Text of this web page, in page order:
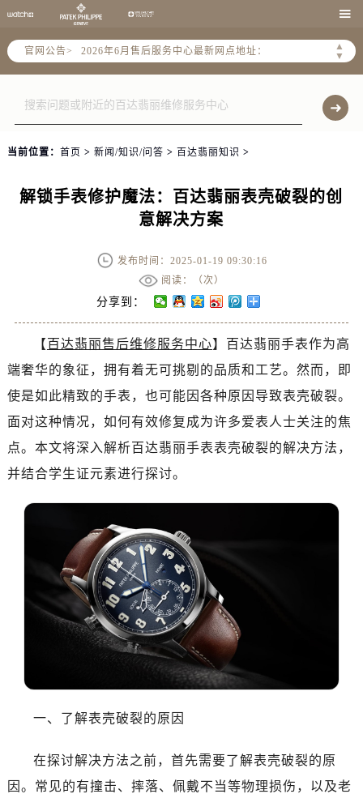

官网公告>
▲
▼
2026年6月北京市售后服务网络优化升级公告
2026年6月北京市官方售后客户服务热线：
2026年6月售后服务中心最新网点地址：
北京市东城区东长安街1号东方广场写字楼W3座6层602室（需提前预约）
北京市朝阳区建国门外大街甲6号华熙国际中心写字楼D座11层1102室（需提前预约）
北京市朝阳区建国门外大街甲6号华熙国际中心D座11层1102室售后服务中心（需提前预约）
当前位置： 首页 > 新闻/知识/问答 > 百达翡丽知识 >
解锁手表修护魔法：百达翡丽表壳破裂的创
意解决方案
发布时间：2025-01-19 09:30:16
阅读：（次）
分享到：
【百达翡丽售后维修服务中心】百达翡丽手表作为高
端奢华的象征，拥有着无可挑剔的品质和工艺。然而，即
使是如此精致的手表，也可能因各种原因导致表壳破裂。
面对这种情况，如何有效修复成为许多爱表人士关注的焦
点。本文将深入解析百达翡丽手表表壳破裂的解决方法，
并结合学生证元素进行探讨。
一、了解表壳破裂的原因
在探讨解决方法之前，首先需要了解表壳破裂的原
因。常见的有撞击、摔落、佩戴不当等物理损伤，以及老